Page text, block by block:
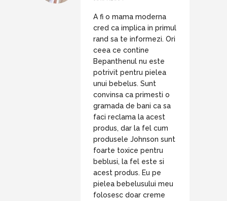
A fi o mama moderna
cred ca implica in primul
rand sa te informezi. Ori
ceea ce contine
Bepanthenul nu este
potrivit pentru pielea
unui bebelus. Sunt
convinsa ca primesti o
gramada de bani ca sa
faci reclama la acest
produs, dar la fel cum
produsele Johnson sunt
foarte toxice pentru
beblusi, la fel este si
acest produs. Eu pe
pielea bebelusului meu
folosesc doar creme